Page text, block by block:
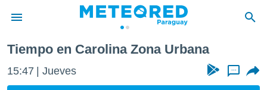
de
Tiempo en Carolina Zona Urbana
15:47 Jueves ...